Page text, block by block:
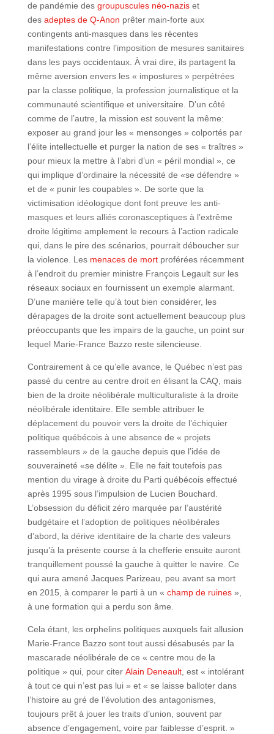
de pandémie des groupuscules néo-naziset
des adeptes de Q-Anon prêter main-forte aux
contingents anti-masques dans les récentes
manifestations contre l’imposition de mesures sanitaires
dans les pays occidentaux. À vrai dire, ils partagent la
même aversion envers les « impostures » perpétrées
par la classe politique, la profession journalistique et la
communauté scientifique et universitaire. D’un côté
comme de l’autre, la mission est souvent la même:
exposer au grand jour les « mensonges » colportés par
l’élite intellectuelle et purger la nation de ses « traîtres »
pour mieux la mettre à l’abri d’un « péril mondial », ce
qui implique d’ordinaire la nécessité de «se défendre »
et de « punir les coupables ». De sorte que la
victimisation idéologique dont font preuve les anti-
masques et leurs alliés coronasceptiques à l’extrême
droite légitime amplement le recours à l’action radicale
qui, dans le pire des scénarios, pourrait déboucher sur
la violence. Les menaces de mortproférées récemment
à l’endroit du premier ministre François Legault sur les
réseaux sociaux en fournissent un exemple alarmant.
D’une manière telle qu’à tout bien considérer, les
dérapages de la droite sont actuellement beaucoup plus
préoccupants que les impairs de la gauche, un point sur
lequel Marie-France Bazzo reste silencieuse.
Contrairement à ce qu’elle avance, le Québec n’est pas
passé du centre au centre droit en élisant la CAQ, mais
bien de la droite néolibérale multiculturaliste à la droite
néolibérale identitaire. Elle semble attribuer le
déplacement du pouvoir vers la droite de l’échiquier
politique québécois à une absence de « projets
rassembleurs » de la gauche depuis que l’idée de
souveraineté «se délite ». Elle ne fait toutefois pas
mention du virage à droite du Parti québécois effectué
après 1995 sous l’impulsion de Lucien Bouchard.
L’obsession du déficit zéro marquée par l’austérité
budgétaire et l’adoption de politiques néolibérales
d’abord, la dérive identitaire de la charte des valeurs
jusqu’à la présente course à la chefferie ensuite auront
tranquillement poussé la gauche à quitter le navire. Ce
qui aura amené Jacques Parizeau, peu avant sa mort
en 2015, à comparer le parti à un « champ de ruines»,
à une formation qui a perdu son âme.
Cela étant, les orphelins politiques auxquels fait allusion
Marie-France Bazzo sont tout aussi désabusés par la
mascarade néolibérale de ce « centre mou de la
politique » qui, pour citer Alain Deneault, est « intolérant
à tout ce qui n’est pas lui » et « se laisse balloter dans
l’histoire au gré de l’évolution des antagonismes,
toujours prêt à jouer les traits d’union, souvent par
absence d’engagement, voire par faiblesse d’esprit. »